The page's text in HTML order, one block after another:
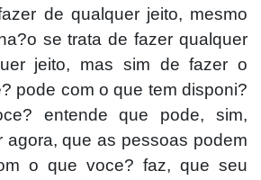
de qualquer jeito, mesmo
se trata de fazer qualquer
jeito, mas sim de fazer o
pode com o que tem disponi?
entende que pode, sim,
agora, que as pessoas podem
o que voce? faz, que seu